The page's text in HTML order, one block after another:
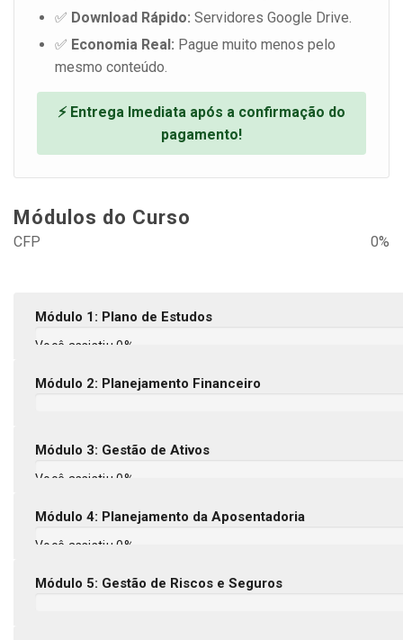
✅ Download Rápido: Servidores Google Drive.
✅ Economia Real: Pague muito menos pelo
mesmo conteúdo.
⚡ Entrega Imediata após a confirmação do
pagamento!
Módulos do Curso
CFP 0%
Módulo 1: Plano de Estudos
Você assistiu 0%
Módulo 2: Planejamento Financeiro
Módulo 3: Gestão de Ativos
Você assistiu 0%
Módulo 4: Planejamento da Aposentadoria
Você assistiu 0%
Módulo 5: Gestão de Riscos e Seguros